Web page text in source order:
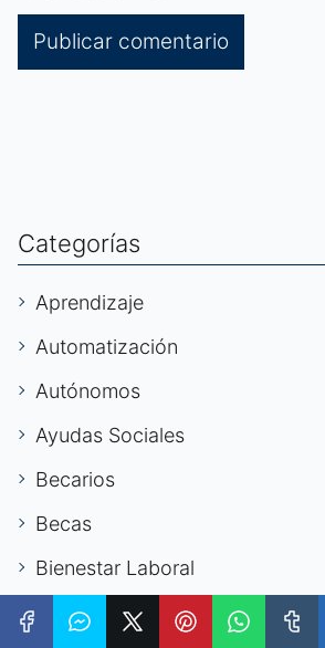
Categorías
Aprendizaje
Automatización
Autónomos
Ayudas Sociales
Becarios
Becas
Bienestar Laboral
Capacitación